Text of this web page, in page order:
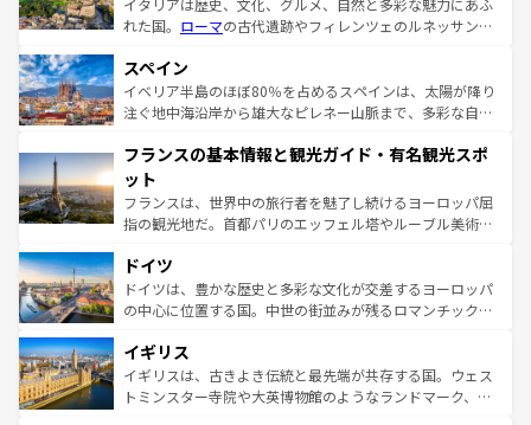
イタリアは歴史、文化、グルメ、自然と多彩な魅力にあふ
れた国。 ローマの古代遺跡やフィレンツェのルネッサンス
ろん、トスカーナの美しい田園風景やアマルフィ海岸の絶
景など、自然景観も見逃せない。観光の合間には、本場の
ピザやパスタなど、絶品のイタリア料理を堪能することも
ませてくれるイタリアで、忘れられない旅をしてみよう！
なお、新着のイタリア情報は
しい。
スペイン
イベリア半島のほぼ80％を占めるスペインは、太陽が降り
注ぐ地中海沿岸から雄大なピレネー山脈まで、多彩な自然
文化が根付くこの国では、情熱的なフラメンコ、熱気あふ
れる闘牛、そして美味しいタパスが生活の一部となってい
る。首都マドリードの洗練された雰囲気や、バルセロナの
アートに溢れた街角から、地方では古代ローマ遺跡や中世
せる。地方によって風土や気候が異なるスペインはその個
性で訪れる人を魅了する。 なお、新着のスペイン情報は コ
ンテンツ一覧を参照してほしい。
フランスの基本情報と観光ガイド・有名観光スポ
ット
フランスは、世界中の旅行者を魅了し続けるヨーロッパ屈
指の観光地だ。首都パリのエッフェル塔やルーブル美術館
で、幅広い魅力が詰まっている。華麗な宮殿、歴史的な大
聖堂、美しいビーチ、そして豊かな自然が、訪れる者を心
から魅了する。また、フランスは美食の国としても知ら
いる。シャンパンの発祥地であるランス、プロヴァンスの
香り高いラベンダー畑など、多彩な楽しみ方が可能だ。さ
らに、パリ以外の地域にも魅力が溢れており、どの街角に
ドイツ
ドイツは、豊かな歴史と多彩な文化が交差するヨーロッパ
の中心に位置する国。中世の街並みが残るロマンチック街
顔を持つこの国は、どこを歩いても飽きることがない。ベ
ルリンの文化的活気、バイエルン州のアルプスの絶景、そ
してライン川沿いのワイン畑といった風景は必見。ビール
イギリス
イギリスは、古きよき伝統と最先端が共存する国。ウェス
トミンスター寺院や大英博物館のようなランドマーク、歴